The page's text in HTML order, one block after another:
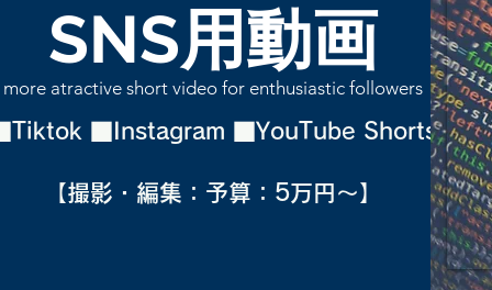
SNS用動画
more atractive short video for enthusiastic followers
■Instagram ​■YouTube Shorts
【撮影・編集：予算：5万円～】